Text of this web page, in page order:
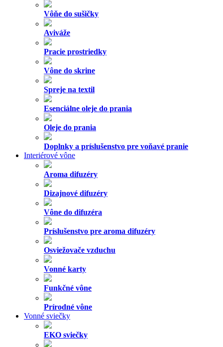
Vôňe do sušičky
Aviváže
Pracie prostriedky
Vône do skrine
Spreje na textil
Esenciálne oleje do prania
Oleje do prania
Doplnky a príslušenstvo pre voňavé pranie
Interiérové vône
Aroma difuzéry
Dizajnové difuzéry
Vône do difuzéra
Príslušenstvo pre aroma difuzéry
Osviežovače vzduchu
Vonné karty
Funkčné vône
Prírodné vône
Vonné sviečky
EKO sviečky